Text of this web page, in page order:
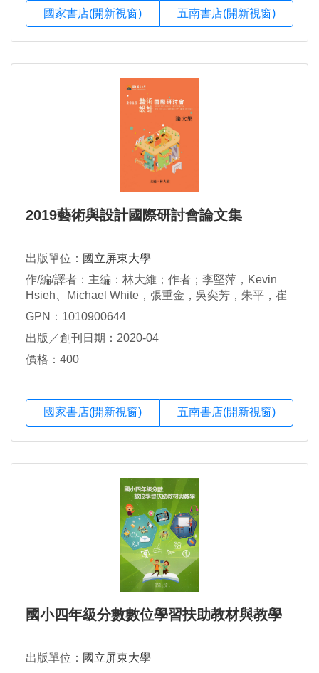
國家書店(開新視窗) 五南書店(開新視窗)
2019藝術與設計國際研討會論文集
出版單位： 國立屏東大學
作/編/譯者：主編：林大維；作者；李堅萍，Kevin
Hsieh、Michael White，張重金，吳奕芳，朱平，崔
慧敏、戴偉勝，鄭靈子，董姿嫻，林昀、吳佩縈，張
作者間請用
GPN：1010900644
出版／創刊日期：2020-04
價格：400
國家書店(開新視窗) 五南書店(開新視窗)
國小四年級分數數位學習扶助教材與教學
出版單位： 國立屏東大學